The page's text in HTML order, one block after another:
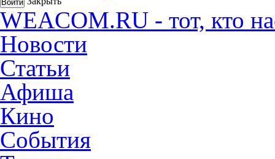
WEACOM.RU - тот, кто
Новости
Статьи
Афиша
Кино
События